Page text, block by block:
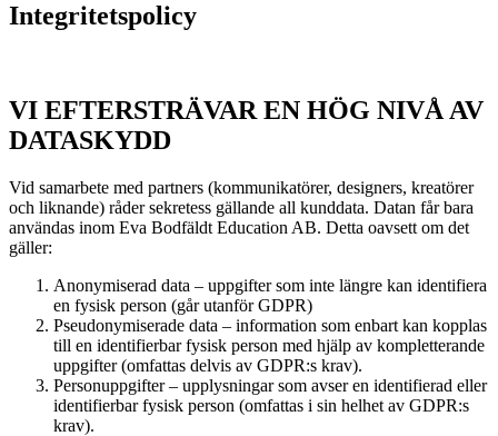
Integritetspolicy
VI EFTERSTRÄVAR EN HÖG NIVÅ AV
DATASKYDD
Vid samarbete med partners (kommunikatörer, designers, kreatörer
och liknande) råder sekretess gällande all kunddata. Datan får bara
användas inom Eva Bodfäldt Education AB. Detta oavsett om det
gäller:
Anonymiserad data – uppgifter som inte längre kan identifiera
en fysisk person (går utanför GDPR)
Pseudonymiserade data – information som enbart kan kopplas
till en identifierbar fysisk person med hjälp av kompletterande
uppgifter (omfattas delvis av GDPR:s krav).
Personuppgifter – upplysningar som avser en identifierad eller
identifierbar fysisk person (omfattas i sin helhet av GDPR:s
krav).